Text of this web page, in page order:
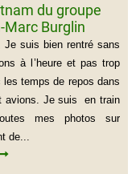
du groupe
Burglin
personnes)
Je suis bien rentré sans
à l’heure et pas trop
temps de repos dans
avions. Je suis en train
mes photos sur
de...